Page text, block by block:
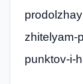
zhitelyam-
punktov-i-